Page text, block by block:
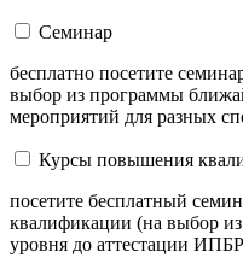
Семинар
бесплатно посетите
выбор из программы
мероприятий для разных
Курсы повышения
посетите бесплатный
квалификации (на выбор
уровня до аттестации